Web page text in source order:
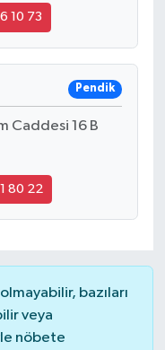
10 73
Pendik
Caddesi 16 B
80 22
bazıları
veya
nöbete